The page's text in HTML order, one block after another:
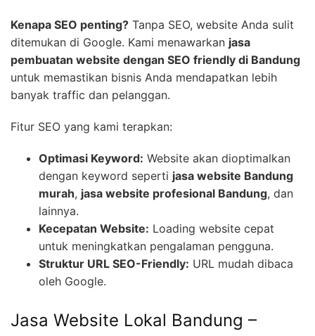
Kenapa SEO penting? Tanpa SEO, website Anda sulit
ditemukan di Google. Kami menawarkan jasa
pembuatan website dengan SEO friendly di Bandung
untuk memastikan bisnis Anda mendapatkan lebih
banyak traffic dan pelanggan.
Fitur SEO yang kami terapkan:
Optimasi Keyword: Website akan dioptimalkan
dengan keyword seperti jasa website Bandung
murah, jasa website profesional Bandung, dan
lainnya.
Kecepatan Website: Loading website cepat
untuk meningkatkan pengalaman pengguna.
Struktur URL SEO-Friendly: URL mudah dibaca
oleh Google.
Jasa Website Lokal Bandung –